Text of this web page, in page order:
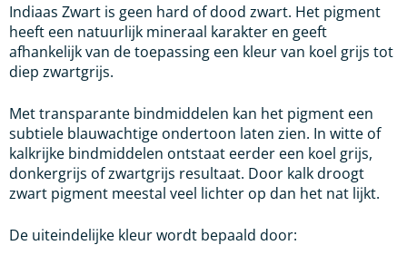
Indiaas Zwart is geen hard of dood zwart. Het pigment
heeft een natuurlijk mineraal karakter en geeft
afhankelijk van de toepassing een kleur van koel grijs tot
diep zwartgrijs.
Met transparante bindmiddelen kan het pigment een
subtiele blauwachtige ondertoon laten zien. In witte of
kalkrijke bindmiddelen ontstaat eerder een koel grijs,
donkergrijs of zwartgrijs resultaat. Door kalk droogt
zwart pigment meestal veel lichter op dan het nat lijkt.
De uiteindelijke kleur wordt bepaald door: